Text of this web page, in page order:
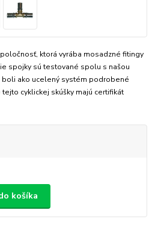
ktorá vyrába mosadzné fitingy
spojky sú testované spolu s našou
boli ako ucelený systém podrobené
cyklickej skúšky majú certifikát
košíka